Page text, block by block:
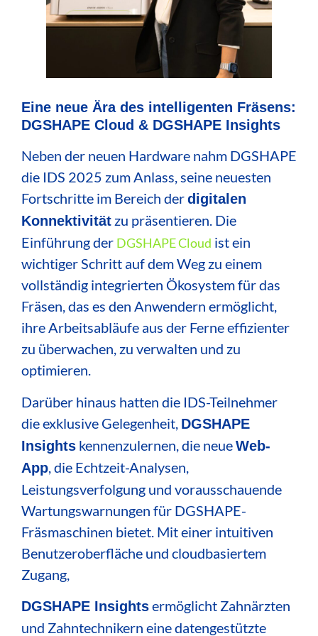
Eine neue Ära des intelligenten Fräsens:
DGSHAPE Cloud & DGSHAPE Insights
Neben der neuen Hardware nahm DGSHAPE
die IDS 2025 zum Anlass, seine neuesten
Fortschritte im Bereich derdigitalen
Konnektivität zu präsentieren. Die
Einführung der DGSHAPE Cloud ist ein
wichtiger Schritt auf dem Weg zu einem
vollständig integrierten Ökosystem für das
Fräsen, das es den Anwendern ermöglicht,
ihre Arbeitsabläufe aus der Ferne effizienter
zu überwachen, zu verwalten und zu
optimieren.
Darüber hinaus hatten die IDS-Teilnehmer
die exklusive Gelegenheit, DGSHAPE
Insights kennenzulernen, die neueWeb-
App, die Echtzeit-Analysen,
Leistungsverfolgung und vorausschauende
Wartungswarnungen für DGSHAPE-
Fräsmaschinen bietet. Mit einer intuitiven
Benutzeroberfläche und cloudbasiertem
Zugang,
DGSHAPE Insightsermöglicht Zahnärzten
und Zahntechnikern eine datengestützte